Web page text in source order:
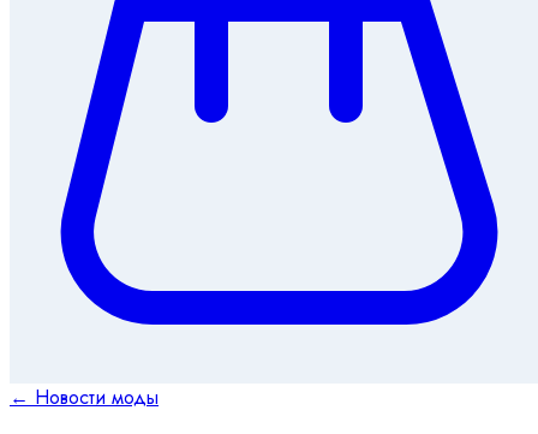
← Новости моды